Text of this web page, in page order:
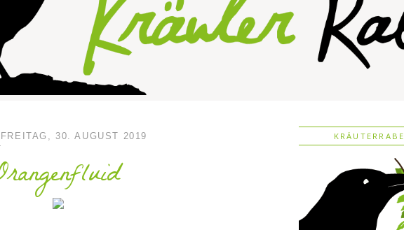
FREITAG, 30. AUGUST 2019 KRÄUTERRABE